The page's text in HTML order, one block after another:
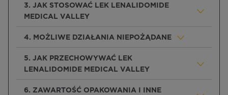
3. JAK STOSOWAĆ LEK LENALIDOMIDE
MEDICAL VALLEY
4. MOŻLIWE DZIAŁANIA NIEPOŻĄDANE
5. JAK PRZECHOWYWAĆ LEK
LENALIDOMIDE MEDICAL VALLEY
6. ZAWARTOŚĆ OPAKOWANIA I INNE